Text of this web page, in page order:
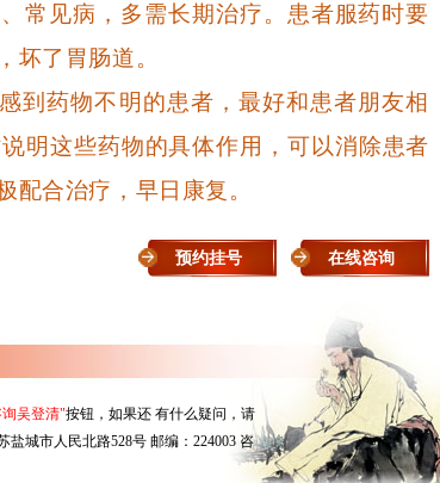
常见病，多需长期治疗。患者服药时要
坏了胃肠道。
到药物不明的患者，最好和患者朋友相
明这些药物的具体作用，可以消除患者
配合治疗，早日康复。
在线咨询
预约挂号
吴登清"按钮，如果还 有什么疑问，请
盐城市人民北路528号 邮编：224003 咨